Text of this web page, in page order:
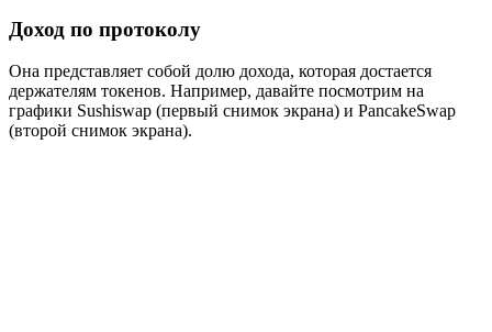
Доход по протоколу
Она представляет собой долю дохода, которая достается
держателям токенов. Например, давайте посмотрим на
графики Sushiswap (первый снимок экрана) и PancakeSwap
(второй снимок экрана).